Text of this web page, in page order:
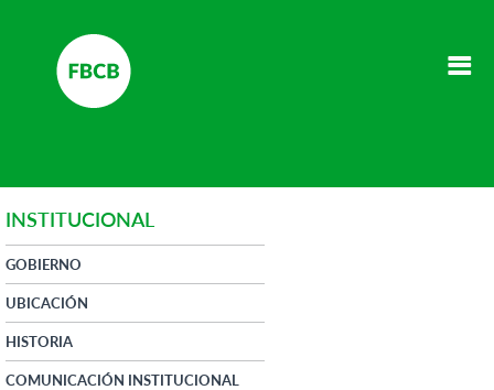
INSTITUCIONAL
GOBIERNO
UBICACIÓN
HISTORIA
COMUNICACIÓN INSTITUCIONAL